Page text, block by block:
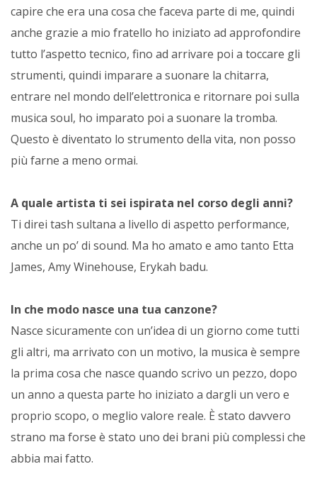
capire che era una cosa che faceva parte di me, quindi
anche grazie a mio fratello ho iniziato ad approfondire
tutto l’aspetto tecnico, fino ad arrivare poi a toccare gli
strumenti, quindi imparare a suonare la chitarra,
entrare nel mondo dell’elettronica e ritornare poi sulla
musica soul, ho imparato poi a suonare la tromba.
Questo è diventato lo strumento della vita, non posso
più farne a meno ormai.
A quale artista ti sei ispirata nel corso degli anni?
Ti direi tash sultana a livello di aspetto performance,
anche un po’ di sound. Ma ho amato e amo tanto Etta
James, Amy Winehouse, Erykah badu.
In che modo nasce una tua canzone?
Nasce sicuramente con un’idea di un giorno come tutti
gli altri, ma arrivato con un motivo, la musica è sempre
la prima cosa che nasce quando scrivo un pezzo, dopo
un anno a questa parte ho iniziato a dargli un vero e
proprio scopo, o meglio valore reale. È stato davvero
strano ma forse è stato uno dei brani più complessi che
abbia mai fatto.